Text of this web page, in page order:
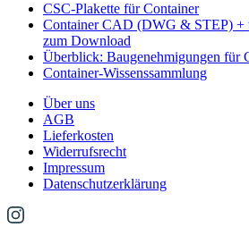
CSC-Plakette für Container
Container CAD (DWG & STEP) +
zum Download
Überblick: Baugenehmigungen für
Container-Wissenssammlung
Über uns
AGB
Lieferkosten
Widerrufsrecht
Impressum
Datenschutzerklärung